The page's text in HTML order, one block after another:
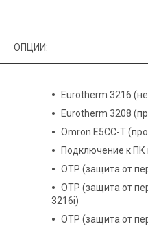
ОПЦИИ:
Eurotherm 3216
Eurotherm 3208
Omron E5CC-T
Подключение к ПК
OTP (защита от
OTP (защита от
3216i)
OTP (защита от